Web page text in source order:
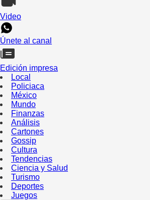
Video
Únete al canal
Edición impresa
Local
Policiaca
México
Mundo
Finanzas
Análisis
Cartones
Gossip
Cultura
Tendencias
Ciencia y Salud
Turismo
Deportes
Juegos